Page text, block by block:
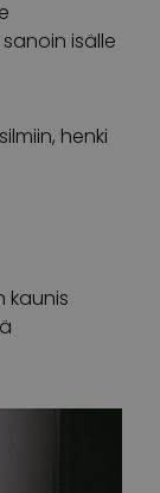
isälle
henki
kaunis